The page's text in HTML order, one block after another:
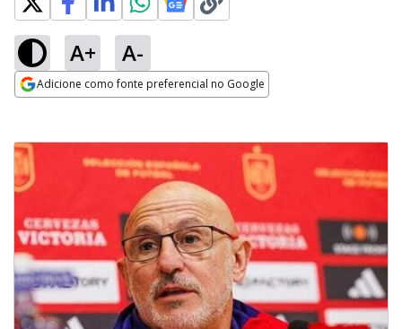
A+ A-
Adicione como fonte preferencial no Google